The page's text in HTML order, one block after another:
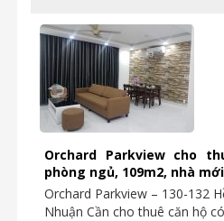
Orchard Parkview cho
phòng ngủ, 109m2, nhà
Orchard Parkview – 130-132
Nhuận Cần cho thuê căn hộ